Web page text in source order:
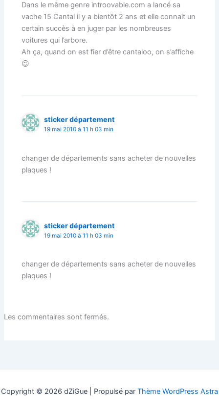
Dans le même genre introovable.com a lancé sa
vache 15 Cantal il y a bientôt 2 ans et elle connait un
certain succès à en juger par les nombreuses
voitures qui l’arbore.
Ah ça, quand on est fier d’être cantaloo, on s’affiche
😉
sticker département
19 mai 2010 à 11 h 03 min
changer de départements sans acheter de nouvelles
plaques !
sticker département
19 mai 2010 à 11 h 03 min
changer de départements sans acheter de nouvelles
plaques !
Les commentaires sont fermés.
Copyright © 2026 dZiGue | Propulsé par Thème WordPress Astra